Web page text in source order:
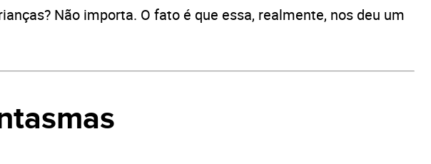
Não importa. O fato é que essa, realmente, nos deu um